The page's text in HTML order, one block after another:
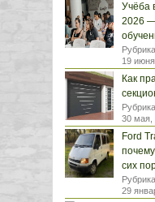
Учёба
2026 —
19
Как
30 мая,
Ford
сих
29